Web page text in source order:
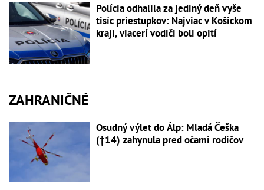
Polícia odhalila za jediný deň vyše
tisíc priestupkov: Najviac v Košickom
kraji, viacerí vodiči boli opití
ZAHRANIČNÉ
Osudný výlet do Álp: Mladá Češka
(†14) zahynula pred očami rodičov